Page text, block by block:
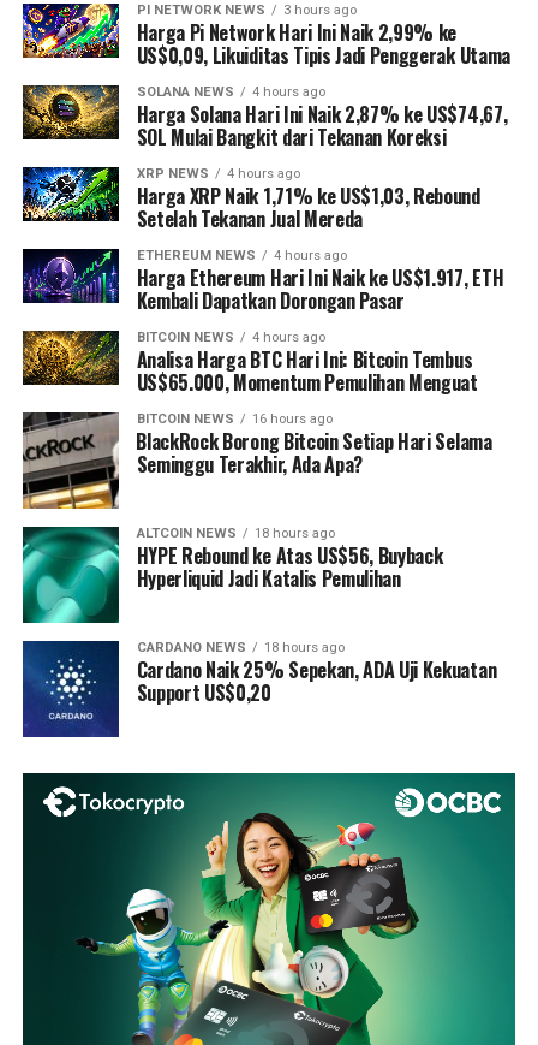
PI NETWORK NEWS 3 hours ago
Harga Pi Network Hari Ini Naik 2,99% ke
US$0,09, Likuiditas Tipis Jadi Penggerak Utama
SOLANA NEWS 4 hours ago
Harga Solana Hari Ini Naik 2,87% ke US$74,67,
SOL Mulai Bangkit dari Tekanan Koreksi
XRP NEWS 4 hours ago
Harga XRP Naik 1,71% ke US$1,03, Rebound
Setelah Tekanan Jual Mereda
ETHEREUM NEWS 4 hours ago
Harga Ethereum Hari Ini Naik ke US$1.917, ETH
Kembali Dapatkan Dorongan Pasar
BITCOIN NEWS 4 hours ago
Analisa Harga BTC Hari Ini: Bitcoin Tembus
US$65.000, Momentum Pemulihan Menguat
BITCOIN NEWS 16 hours ago
⁠BlackRock Borong Bitcoin Setiap Hari Selama
Seminggu Terakhir, Ada Apa?
ALTCOIN NEWS 18 hours ago
HYPE Rebound ke Atas US$56, Buyback
Hyperliquid Jadi Katalis Pemulihan
CARDANO NEWS 18 hours ago
Cardano Naik 25% Sepekan, ADA Uji Kekuatan
Support US$0,20